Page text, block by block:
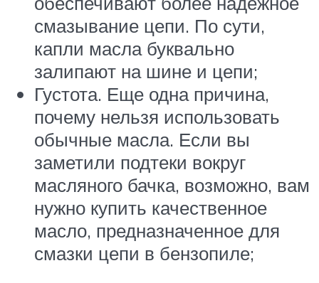
смазывание цепи. По сути,
капли масла буквально
залипают на шине и цепи;
Густота. Еще одна причина,
почему нельзя использовать
обычные масла. Если вы
заметили подтеки вокруг
масляного бачка, возможно, вам
нужно купить качественное
масло, предназначенное для
смазки цепи в бензопиле;